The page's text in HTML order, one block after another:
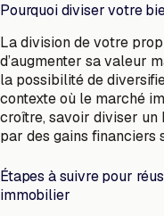
Pourquoi diviser votre
La division de votre
d’augmenter sa valeur
la possibilité de
contexte où le marché
croître, savoir diviser
par des gains financiers
Étapes à suivre pour
immobilier